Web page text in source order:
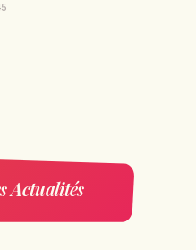
Actualités